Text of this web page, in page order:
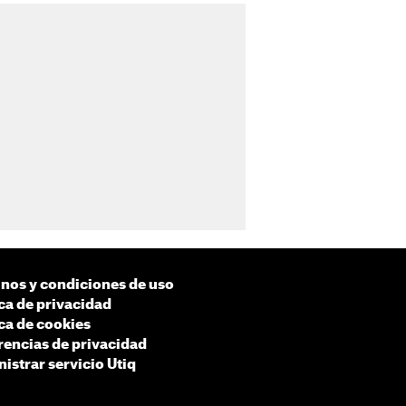
y condiciones de uso
de privacidad
de cookies
de privacidad
servicio Utiq